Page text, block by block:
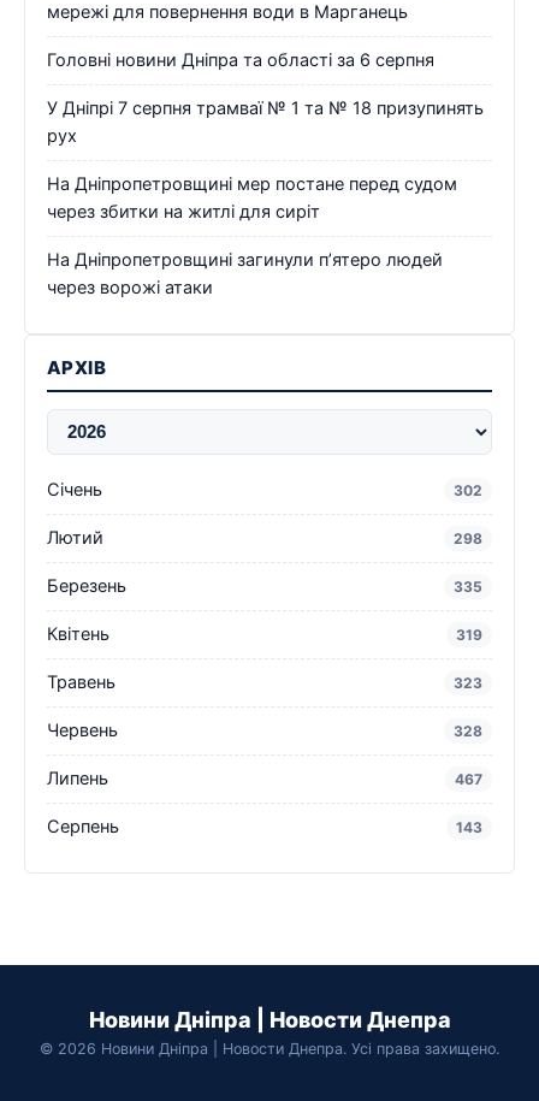
мережі для повернення води в Марганець
Головні новини Дніпра та області за 6 серпня
У Дніпрі 7 серпня трамваї № 1 та № 18 призупинять
рух
На Дніпропетровщині мер постане перед судом
через збитки на житлі для сиріт
На Дніпропетровщині загинули п’ятеро людей
через ворожі атаки
АРХІВ
Січень 302
Лютий 298
Березень 335
Квітень 319
Травень 323
Червень 328
Липень 467
Серпень 143
Новини Дніпра | Новости Днепра
© 2026 Новини Дніпра | Новости Днепра. Усі права захищено.